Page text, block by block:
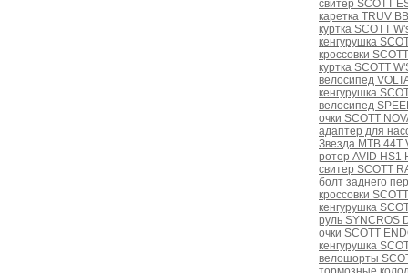
свитер SCOTT
каретка TRUV
куртка SCOTT
кенгурушка
кроссовки
куртка SCOTT
велосипед
кенгурушка
велосипед
очки SCOTT
адаптер для
Звезда MTB 44T
ротор AVID HS1
свитер SCOTT
болт заднего
кроссовки
кенгурушка
руль SYNCROS
очки SCOTT
кенгурушка
велошорты